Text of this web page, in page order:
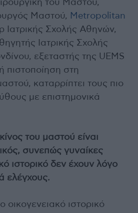
του Μαστού,
Μαστού, Metropolitan
Ιατρικής Σχολής Αθηνών,
Ιατρικής Σχολής
εξεταστής της UEMS
πιστοποίηση στη
καταρρίπτει τους πιο
με επιστημονικά
του μαστού είναι
συνεπώς γυναίκες
ιστορικό δεν έχουν λόγο
ελέγχους.
οικογενειακό ιστορικό